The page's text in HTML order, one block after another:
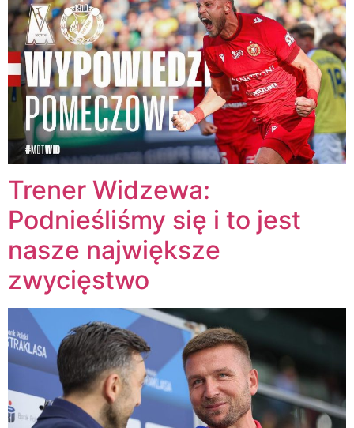
Trener Widzewa:
Podnieśliśmy się i to jest
nasze największe
zwycięstwo